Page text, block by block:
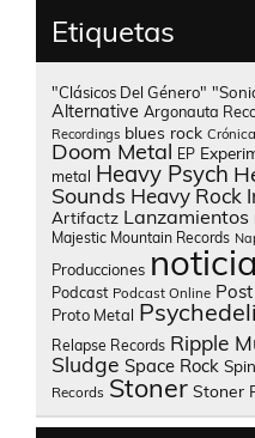
Etiquetas
"Clásicos Del Género"
Alternative Argonauta
Recordings blues rock
Doom Metal EP
metal Heavy Psych
Sounds Heavy Rock
Artifactz Lanzamientos
Majestic Mountain Records
Producciones
Podcast Podcast Online
Proto Metal
Relapse Records Ripple
Sludge Space Rock
Records Stoner Stoner